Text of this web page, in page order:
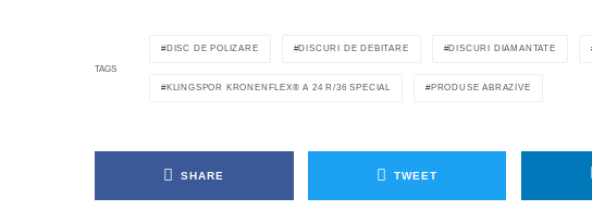
TAGS
DISC DE POLIZARE DISCURI DE DEBITARE DISCURI DIAMANTATE
KLINGSPOR KRONENFLEX® A 24 R/36 SPECIAL PRODUSE ABRAZIVE
SHARE TWEET